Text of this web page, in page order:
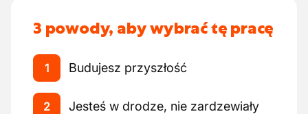
3 powody, aby wybrać tę pracę
1 Budujesz przyszłość
2 Jesteś w drodze, nie zardzewiały